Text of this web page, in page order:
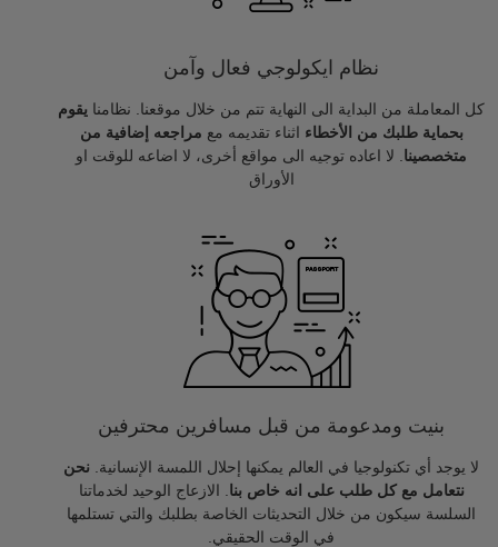
نظام ايكولوجي فعال وآمن
كل المعاملة من البداية الى النهاية تتم من خلال موقعنا. نظامنا يقوم
بحماية طلبك من الأخطاء اثناء تقديمه مع مراجعه إضافية من
متخصصينا . لا اعاده توجيه الى مواقع أخرى، لا اضاعه للوقت او
الأوراق
بنيت ومدعومة من قبل مسافرين محترفين
لا يوجد أي تكنولوجيا في العالم يمكنها إحلال اللمسة الإنسانية. نحن
نتعامل مع كل طلب على انه خاص بنا . الازعاج الوحيد لخدماتنا
السلسة سيكون من خلال التحديثات الخاصة بطلبك والتي تستلمها
في الوقت الحقيقي.